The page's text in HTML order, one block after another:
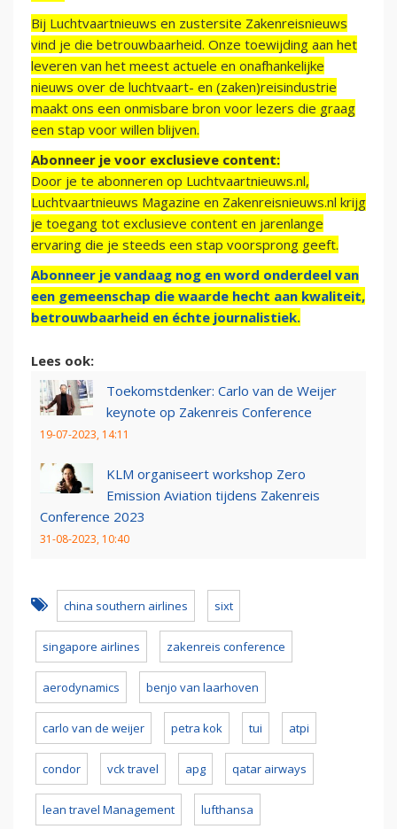
Bij Luchtvaartnieuws en zustersite Zakenreisnieuws
vind je die betrouwbaarheid. Onze toewijding aan het
leveren van het meest actuele en onafhankelijke
nieuws over de luchtvaart- en (zaken)reisindustrie
maakt ons een onmisbare bron voor lezers die graag
een stap voor willen blijven.
Abonneer je voor exclusieve content:
Door je te abonneren op Luchtvaartnieuws.nl,
Luchtvaartnieuws Magazine en Zakenreisnieuws.nl krijg
je toegang tot exclusieve content en jarenlange
ervaring die je steeds een stap voorsprong geeft.
Abonneer je vandaag nog en word onderdeel van
een gemeenschap die waarde hecht aan kwaliteit,
betrouwbaarheid en échte journalistiek.
Lees ook:
Toekomstdenker: Carlo van de Weijer
keynote op Zakenreis Conference
19-07-2023, 14:11
KLM organiseert workshop Zero
Emission Aviation tijdens Zakenreis
Conference 2023
31-08-2023, 10:40
china southern airlines sixt
singapore airlines zakenreis conference
aerodynamics benjo van laarhoven
carlo van de weijer petra kok tui atpi
condor vck travel apg qatar airways
lean travel Management lufthansa